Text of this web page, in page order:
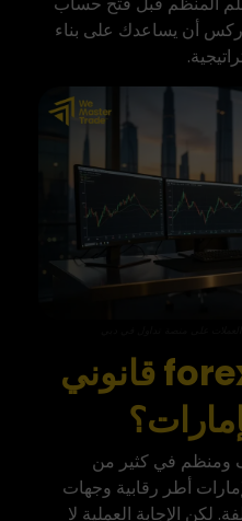
أن يساعدك على بناء
هل forex trading قانوني
ومنظم في كثير من
أطر رقابية وجهات
الإجابة العملية لا